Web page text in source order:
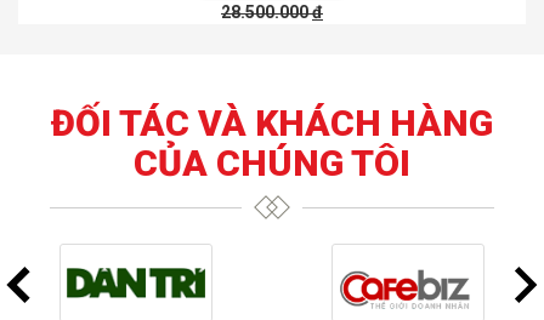
28.500.000đ
ĐỐI TÁC VÀ KHÁCH HÀNG
CỦA CHÚNG TÔI